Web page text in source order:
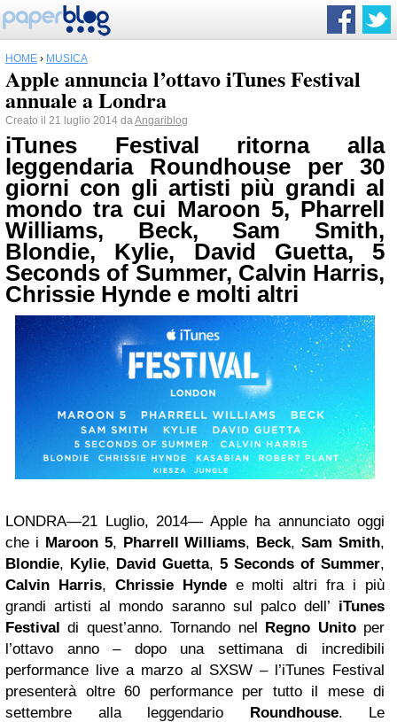
HOME › MUSICA
Apple annuncia l’ottavo iTunes Festival
annuale a Londra
Creato il 21 luglio 2014 daAngariblog
iTunes Festival ritorna alla
leggendaria Roundhouse per 30
giorni con gli artisti più grandi al
mondo tra cui Maroon 5, Pharrell
Williams, Beck, Sam Smith,
Blondie, Kylie, David Guetta, 5
Seconds of Summer, Calvin Harris,
Chrissie Hynde e molti altri
LONDRA―21 Luglio, 2014― Apple ha annunciato oggi
che i Maroon 5, Pharrell Williams, Beck,Sam Smith,
Blondie, Kylie, David Guetta, 5 Seconds of Summer,
Calvin Harris, Chrissie Hyndee molti altri fra i più
grandi artisti al mondo saranno sul palco dell’ iTunes
Festival di quest’anno. Tornando nel Regno Unitoper
l’ottavo anno – dopo una settimana di incredibili
performance live a marzo al SXSW – l’iTunes Festival
presenterà oltre 60 performance per tutto il mese di
settembre alla leggendario Roundhouse. Le